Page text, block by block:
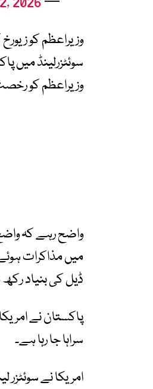
وزیراعظم کو
سوئٹزرلینڈ میں
وزیراعظم کو
واضح رہے کہ واضح
میں مذاکرات
ڈیل کی بنیاد
پاکستان نے
سراہا جا رہا ہے۔
امریکا نے سوئٹزر